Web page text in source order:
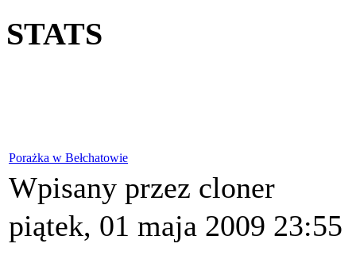
STATS
Porażka w Bełchatowie
Wpisany przez cloner
piątek, 01 maja 2009 23:55